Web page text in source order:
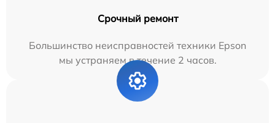
Срочный ремонт
Большинство неисправностей техники Epson
мы устраняем в течение 2 часов.